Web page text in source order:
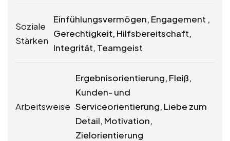
Soziale
Stärken
Einfühlungsvermögen, Engagement ,
Gerechtigkeit, Hilfsbereitschaft,
Integrität, Teamgeist
Arbeitsweise
Ergebnisorientierung, Fleiß,
Kunden- und
Serviceorientierung, Liebe zum
Detail, Motivation,
Zielorientierung